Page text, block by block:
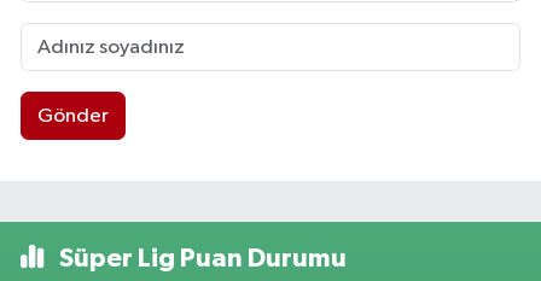
Gönder
Süper Lig Puan Durumu